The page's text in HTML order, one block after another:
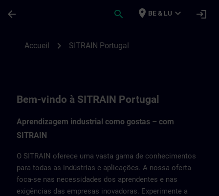
arrow_back search place BE & LU expand_more login
Accueil chevron_right SITRAIN Portugal
Bem-vindo à SITRAIN Portugal
Aprendizagem industrial como gostas – com
SITRAIN
O SITRAIN oferece uma vasta gama de conhecimentos
para todas as indústrias e aplicações. A nossa oferta
foca-se nas necessidades dos aprendentes e nas
exigências das empresas inovadoras. Experimente a